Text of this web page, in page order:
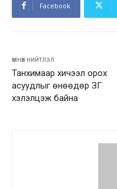
Facebook
өмнөх нийтлэл
Танхимаар хичээл орох
асуудлыг өнөөдөр ЗГ
хэлэлцэж байна